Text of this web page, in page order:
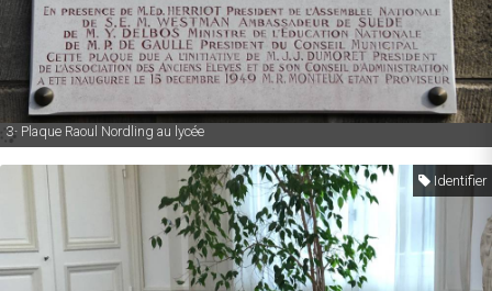
3- Plaque Raoul Nordling au lycée
Identifier